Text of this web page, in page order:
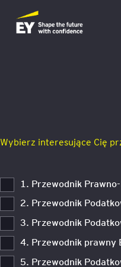
Wybierz interesujące Cię
1. Przewodnik
2. Przewodnik
3. Przewodnik
4. Przewodnik prawny
5. Przewodnik